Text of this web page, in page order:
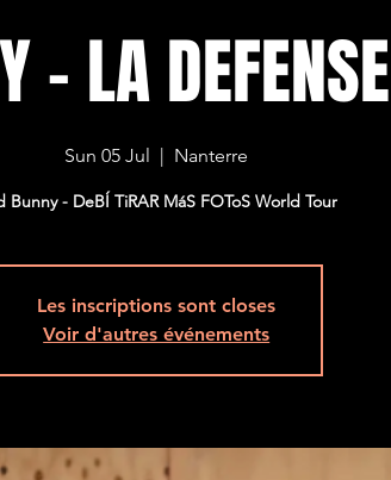
- LA
Sun 05 Jul
  |
Nanterre
Bunny - DeBÍ TiRAR MáS FOToS World Tour
Les inscriptions sont closes
Voir d'autres événements